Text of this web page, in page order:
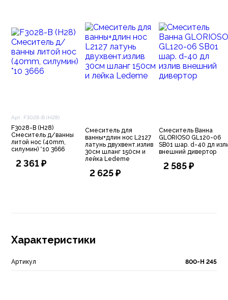
Арт. F3028-B (Н28)
F3028-B (Н28)
Смеситель д/ванны
литой нос (40mm,
силумин) *10 3666
2 361 ₽
Смеситель для
ванны+длин нос L2127
латунь двухвент.излив
30см шланг 150см и
лейка Ledeme
2 625 ₽
Смеситель Ванна
GLORIOSO GL120-06
SВ01 шар. d-40 дл
внешний дивертор
2 585 ₽
Характеристики
Артикул 800-Н 245